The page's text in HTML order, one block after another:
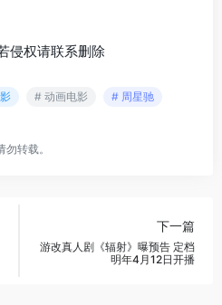
侵权请联系删除
# 动画电影 # 周星驰
转载。
下一篇
游改真人剧《辐射》曝预告 定档
明年4月12日开播